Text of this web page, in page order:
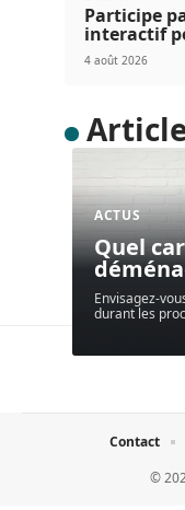
Participe
interactif
4 août 2026
ACTUS
Quel
Envisagez-
durant les
©
Contact